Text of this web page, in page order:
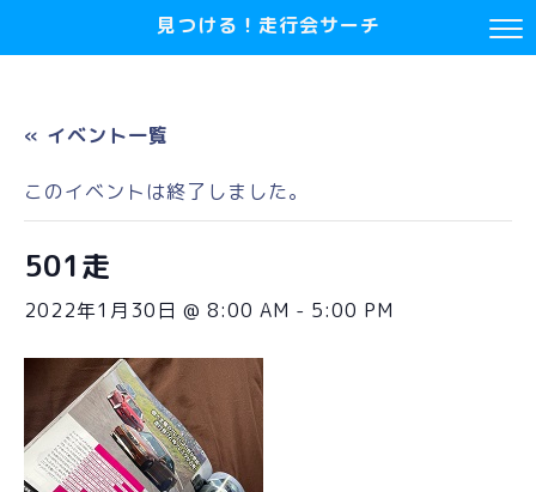
見つける！走行会サーチ
« イベント一覧
このイベントは終了しました。
501走
2022年1月30日 @ 8:00 AM - 5:00 PM